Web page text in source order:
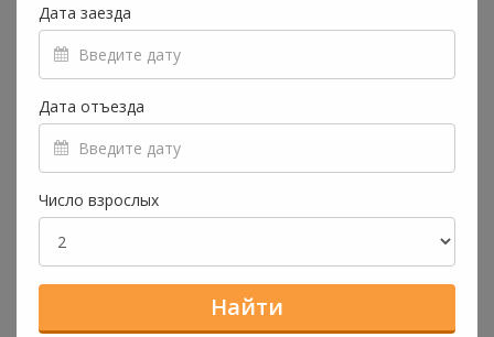
Дата заезда
Дата отъезда
Число взрослых
Найти